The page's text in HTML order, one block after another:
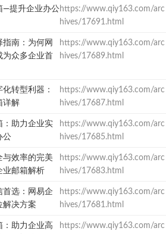
—提升企业办公https://www.qiy163.com/arc
hives/17691.html
南：为何网
为众多企业首
https://www.qiy163.com/arc
hives/17689.html
转型利器：
详解
https://www.qiy163.com/arc
hives/17687.html
：助力企业实
公
https://www.qiy163.com/arc
hives/17685.html
与效率的完美
业邮箱解析
https://www.qiy163.com/arc
hives/17683.html
首选：网易企
解决方案
https://www.qiy163.com/arc
hives/17681.html
：助力企业高
https://www.qiy163.com/arc